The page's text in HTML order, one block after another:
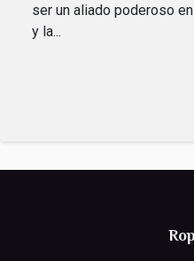
ser un aliado poderoso
y la...